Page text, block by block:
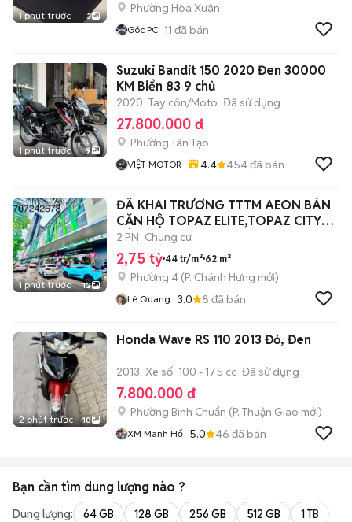
1 phút trước 3
Phường Hòa Xuân
Góc PC 11 đã bán
1 phút trước 9
Suzuki Bandit 150 2020 Đen 30000
KM Biển 83 9 chủ
2020 Tay côn/Moto Đã sử dụng
27.800.000 đ
Phường Tân Tạo
VIỆT MOTOR 4.4 454đã bán
1 phút trước 12
ĐÃ KHAI TRƯƠNG TTTM AEON BÁN
CĂN HỘ TOPAZ ELITE,TOPAZ CITY
SÁT Q5
2 PN Chung cư
2,75 tỷ 44 tr/m² 62 m²
Phường 4 (P. Chánh Hưng mới)
Lê Quang 3.0 8 đã bán
2 phút trước 10
Honda Wave RS 110 2013 Đỏ, Đen
2013 Xe số 100 - 175 cc Đã sử dụng
7.800.000 đ
Phường Bình Chuẩn (P. Thuận Giao mới)
XM Mãnh Hổ 5.0 46 đã bán
Bạn cần tìm dung lượng nào ?
Dung lượng: 64 GB 128 GB 256 GB 512 GB 1 TB